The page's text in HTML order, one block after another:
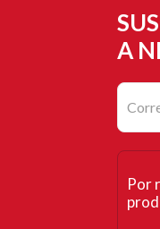
A
Por